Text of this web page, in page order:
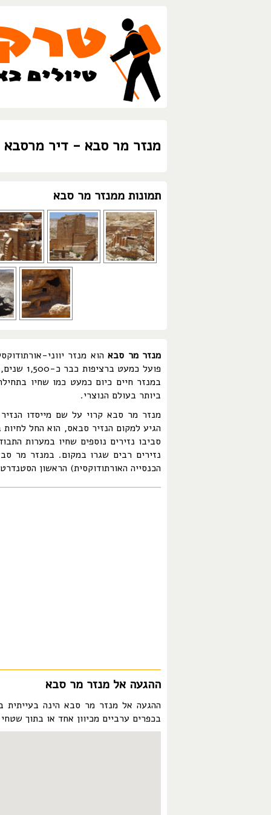
מנזר מר סבא - דיר
תמונות ממנזר מר סבא
מנזר מר סבאהוא מנזר יווני-
פועל
במנזר חיים כיום כמעט כמו שחיו
ביותר בעולם הנוצרי.
הגיע למקום הנזיר סבאס, הוא החל
סביבו נזירים נוספים שחיו במערות
נזירים רבים שגרו במקום. במנזר מר
הכנסייה האורתודוקסית) הראשון
ההגעה אל מנזר מר סבא
ההגעה אל מנזר מר סבא הינה
בכפרים ערביים מכיוון אחד או בתוך